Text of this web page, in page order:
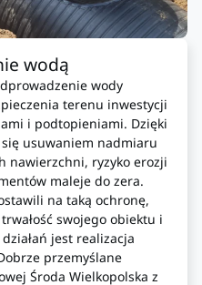
wodą
wody
terenu inwestycji
i podtopieniami. Dzięki
usuwaniem nadmiaru
nawierzchni, ryzyko erozji
maleje do zera.
na taką ochronę,
swojego obiektu i
jest realizacja
przemyślane
Środa Wielkopolska z